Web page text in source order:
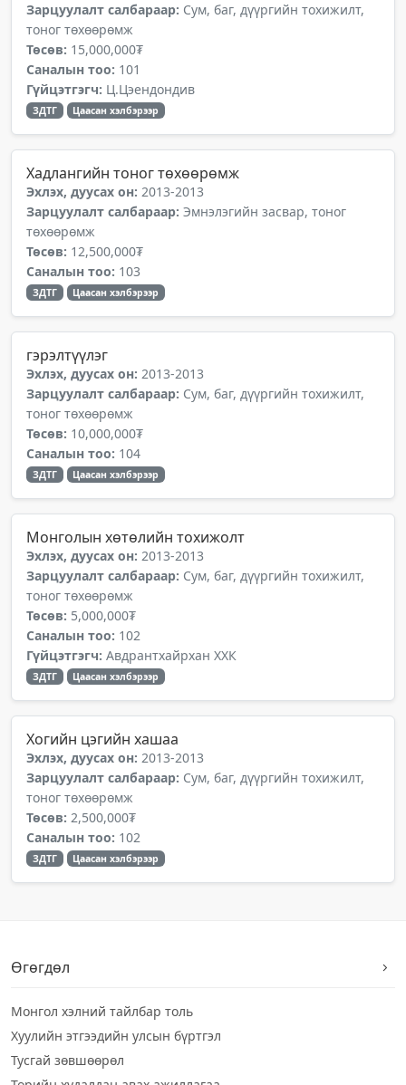
Зарцуулалт салбараар: Сум, баг, дүүргийн тохижилт,
тоног төхөөрөмж
Төсөв: 15,000,000₮
Саналын тоо: 101
Гүйцэтгэгч: Ц.Цэендондив
ЗДТГ Цаасан хэлбэрээр
Хадлангийн тоног төхөөрөмж
Эхлэх, дуусах он: 2013-2013
Зарцуулалт салбараар: Эмнэлэгийн засвар, тоног
төхөөрөмж
Төсөв: 12,500,000₮
Саналын тоо: 103
ЗДТГ Цаасан хэлбэрээр
гэрэлтүүлэг
Эхлэх, дуусах он: 2013-2013
Зарцуулалт салбараар: Сум, баг, дүүргийн тохижилт,
тоног төхөөрөмж
Төсөв: 10,000,000₮
Саналын тоо: 104
ЗДТГ Цаасан хэлбэрээр
Монголын хөтөлийн тохижолт
Эхлэх, дуусах он: 2013-2013
Зарцуулалт салбараар: Сум, баг, дүүргийн тохижилт,
тоног төхөөрөмж
Төсөв: 5,000,000₮
Саналын тоо: 102
Гүйцэтгэгч: Авдрантхайрхан ХХК
ЗДТГ Цаасан хэлбэрээр
Хогийн цэгийн хашаа
Эхлэх, дуусах он: 2013-2013
Зарцуулалт салбараар: Сум, баг, дүүргийн тохижилт,
тоног төхөөрөмж
Төсөв: 2,500,000₮
Саналын тоо: 102
ЗДТГ Цаасан хэлбэрээр
Өгөгдөл
Монгол хэлний тайлбар толь
Хуулийн этгээдийн улсын бүртгэл
Тусгай зөвшөөрөл